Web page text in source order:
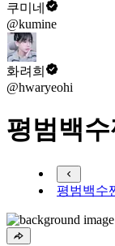
쿠미네
@kumine
화려희
@hwaryeohi
평범백
평범백수